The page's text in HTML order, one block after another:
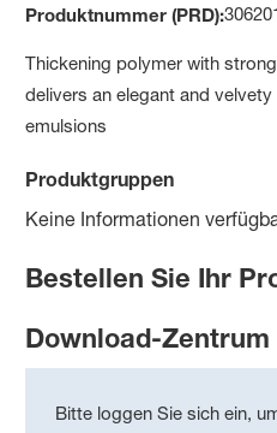
Produktnummer (PRD):
Thickening polymer with
delivers an elegant and
emulsions
Produktgruppen
Keine Informationen
Bestellen Sie Ihr
Download-
Bitte loggen Sie sich ein,